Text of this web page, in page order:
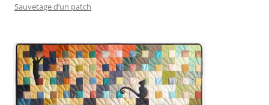
Sauvetage d’un patch